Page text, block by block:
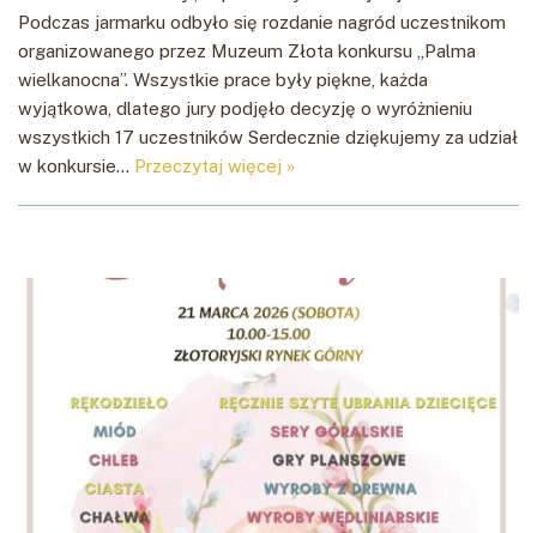
Podczas jarmarku odbyło się rozdanie nagród uczestnikom
organizowanego przez Muzeum Złota konkursu „Palma
wielkanocna”. Wszystkie prace były piękne, każda
wyjątkowa, dlatego jury podjęło decyzję o wyróżnieniu
wszystkich 17 uczestników Serdecznie dziękujemy za udział
w konkursie… Przeczytaj więcej »